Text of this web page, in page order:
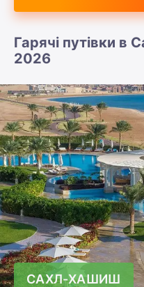
Гарячі путівки
2026
САХЛ-ХАШИШ